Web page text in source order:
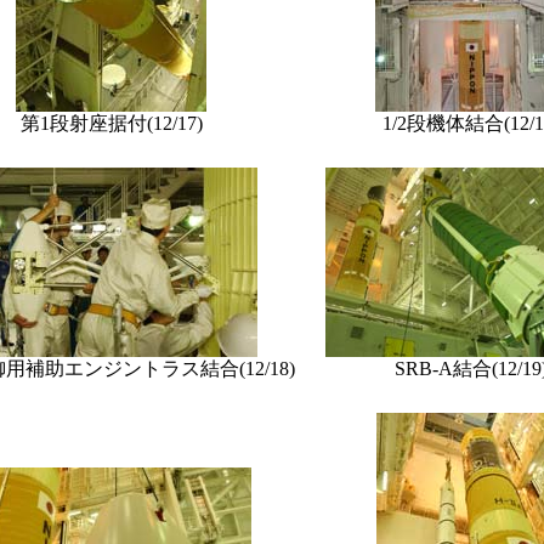
第1段射座据付(12/17) 1/2段機体結合(12/
補助エンジントラス結合(12/18) SRB-A結合(12/